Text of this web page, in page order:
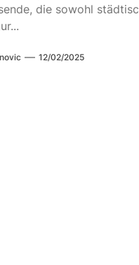
die sowohl
12/02/2025